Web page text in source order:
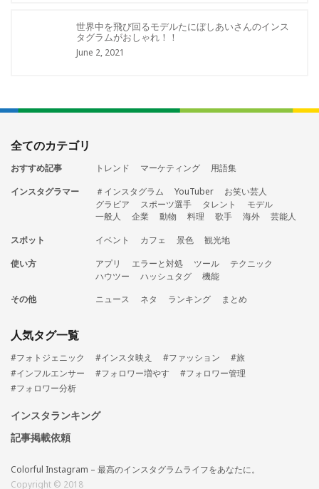
世界中を飛び回るモデルたにぼしあいさんのインス
タグラムがおしゃれ！！
June 2, 2021
全てのカテゴリ
おすすめ記事 トレンド マーケティング
用語集
インスタグラマー
＃インスタグラム YouTuber
お笑い芸人
グラビア
スポーツ選手 タレント
モデル
一般人
企業 動物 料理 歌手 海外
芸能人
スポット
イベント カフェ 景色
観光地
使い方
アプリ エラーと対処 ツール
テクニック
ハウツー
ハッシュタグ
機能
その他
ニュース ネタ ランキング まとめ
人気タグ一覧
#フォトジェニック #インスタ映え #ファッション
#旅
#インフルエンサー
#フォロワー増やす
#フォロワー管理
#フォロワー分析
インスタランキング
記事掲載依頼
Colorful Instagram – 最高のインスタグラムライフをあなたに。
Copyright © 2018